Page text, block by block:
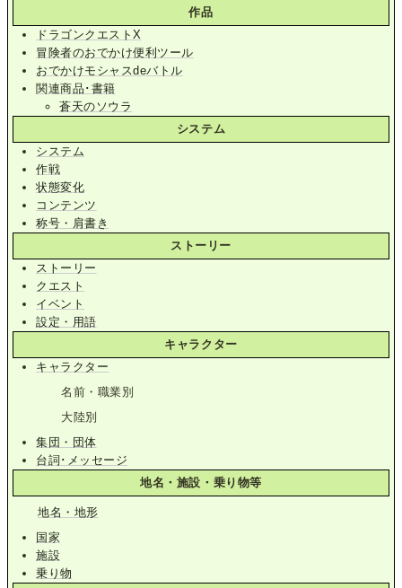
作品
ドラゴンクエストX
冒険者のおでかけ便利ツール
おでかけモシャスdeバトル
関連商品･書籍
蒼天のソウラ
システム
システム
作戦
状態変化
コンテンツ
称号・肩書き
ストーリー
ストーリー
クエスト
イベント
設定・用語
キャラクター
キャラクター
名前・職業別
大陸別
集団・団体
台詞･メッセージ
地名・施設・乗り物等
地名・地形
国家
施設
乗り物